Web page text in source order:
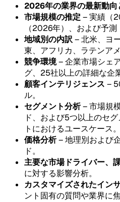
2026年の業界の最新動向
市場規模の推定– 実績（
（2026年）、および予
地域別の内訳– 北米、ヨ
東、アフリカ、ラテンア
競争環境– 企業市場シェ
グ、25社以上の詳細な企
顧客インテリジェンス –
ル。
セグメント分析– 市場規
ド、および5つ以上のセ
トにおけるユースケース。
価格分析– 地理別および
ド。
主要な市場ドライバー、
に対する影響分析。
カスタマイズされたイン
ント固有の質問や業界に